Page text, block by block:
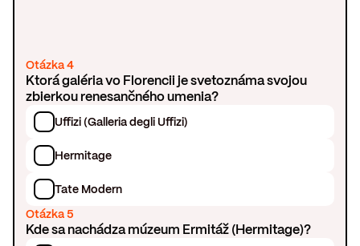
Otázka 4
Ktorá galéria vo Florencii je svetoznáma svojou
zbierkou renesančného umenia?
Uffizi (Galleria degli Uffizi)
Hermitage
Tate Modern
Otázka 5
Kde sa nachádza múzeum Ermitáž (Hermitage)?